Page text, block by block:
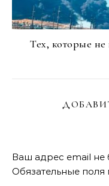
Тех, которые
Ваш адрес email не
Обязательные